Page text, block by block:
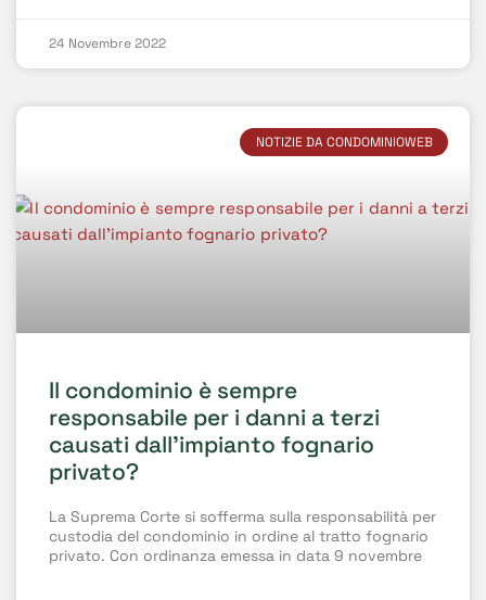
24 Novembre 2022
NOTIZIE DA CONDOMINIOWEB
Il condominio è sempre
responsabile per i danni a terzi
causati dall’impianto fognario
privato?
La Suprema Corte si sofferma sulla responsabilità per
custodia del condominio in ordine al tratto fognario
privato. Con ordinanza emessa in data 9 novembre